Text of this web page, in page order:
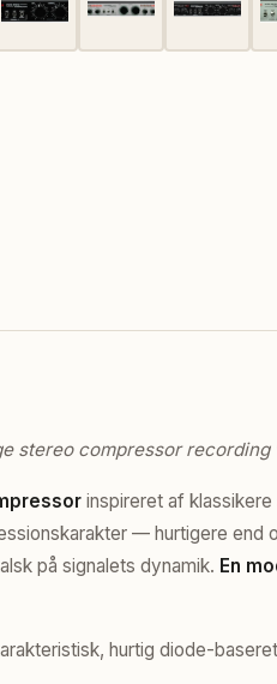
stereo compressor recording
inspireret af
— hurtigere end
på signalets dynamik. En
hurtig diode-